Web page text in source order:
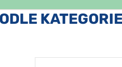
KATEGORIE